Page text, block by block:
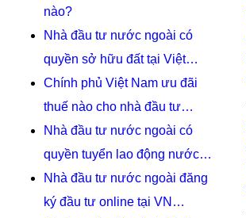
nào?
Nhà đầu tư nước ngoài có
quyền sở hữu đất tại Việt…
Chính phủ Việt Nam ưu đãi
thuế nào cho nhà đầu tư…
Nhà đầu tư nước ngoài có
quyền tuyển lao động nước…
Nhà đầu tư nước ngoài đăng
ký đầu tư online tại VN…